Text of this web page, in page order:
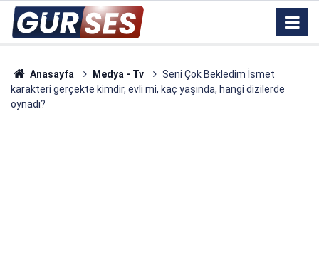
Anasayfa Medya - Tv
Seni Çok Bekledim İsmet
karakteri gerçekte kimdir, evli mi, kaç yaşında, hangi dizilerde
oynadı?